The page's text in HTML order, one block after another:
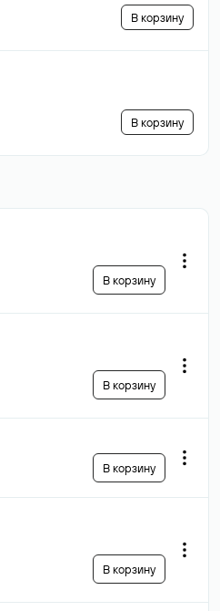
В корзину
В корзину
В корзину
В корзину
В корзину
В корзину